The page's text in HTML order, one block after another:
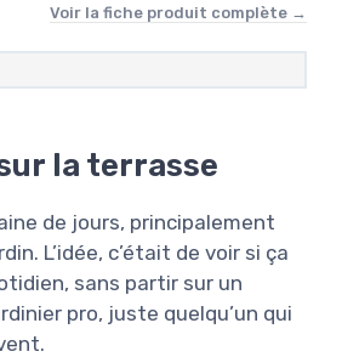
Voir la fiche produit complète →
la terrasse
de jours, principalement
L’idée, c’était de voir si ça
sans partir sur un
pro, juste quelqu’un qui